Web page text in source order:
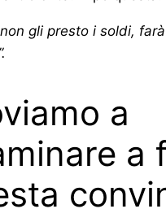
non gli presto i soldi,
a
a